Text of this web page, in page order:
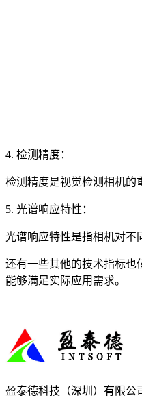
4. 检测精度：
检测精度是视觉检测相机的
5. 光谱响应特性：
光谱响应特性是指相机对不
还有一些其他的技术指标也
能够满足实际应用需求。
盈泰德科技（深圳）有限公